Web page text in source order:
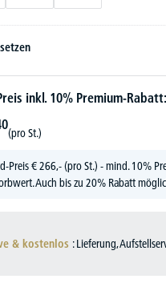
inkl. 10% Premium-Rabatt:
(pro St.)
Preis€266,-(pro St.) - mind. 10%
Auch bis zu 20% Rabatt
& kostenlos : Lieferung,